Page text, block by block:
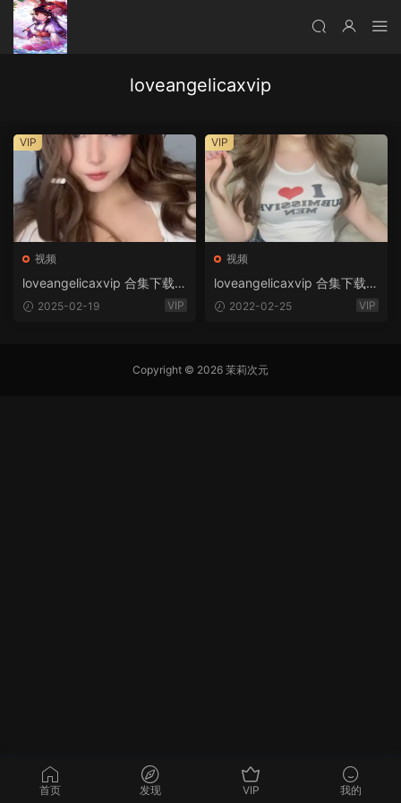
loveangelicaxvip
视频
loveangelicaxvip 合集下载
[60.81G]
2025-02-19 VIP
VIP
视频
loveangelicaxvip 合集下载
[60.81G]
2022-02-25 VIP
VIP
Copyright © 2026 茉莉次元
首页 发现 VIP 我的